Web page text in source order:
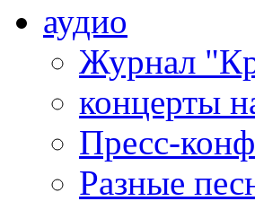
аудио
Журнал
концерты
Пресс-
Разные